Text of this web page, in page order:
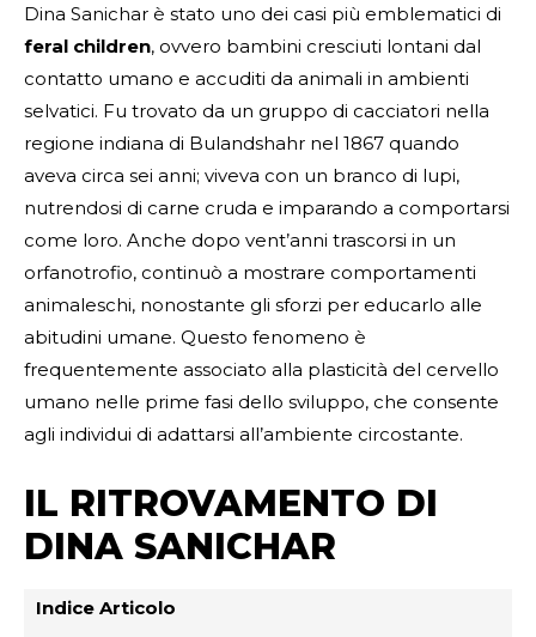
Dina Sanichar è stato uno dei casi più emblematici di
feral children, ovvero bambini cresciuti lontani dal
contatto umano e accuditi da animali in ambienti
selvatici. Fu trovato da un gruppo di cacciatori nella
regione indiana di Bulandshahr nel 1867 quando
aveva circa sei anni; viveva con un branco di lupi,
nutrendosi di carne cruda e imparando a comportarsi
come loro. Anche dopo vent’anni trascorsi in un
orfanotrofio, continuò a mostrare comportamenti
animaleschi, nonostante gli sforzi per educarlo alle
abitudini umane. Questo fenomeno è
frequentemente associato alla plasticità del cervello
umano nelle prime fasi dello sviluppo, che consente
agli individui di adattarsi all’ambiente circostante.
IL RITROVAMENTO DI
DINA SANICHAR
Indice Articolo